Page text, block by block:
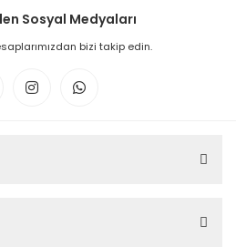
Sosyal Medyaları
bizi takip edin.